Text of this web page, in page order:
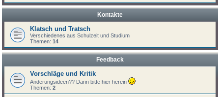
Kontakte
Klatsch und Tratsch
Verschiedenes aus Schulzeit und Studium
Themen:14
Feedback
Vorschläge und Kritik
Änderungsideen?? Dann bitte hier herein
Themen:2